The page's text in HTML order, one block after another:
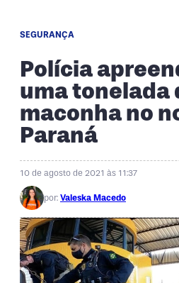
SEGURANÇA
Polícia
uma tonelada
maconha no
Paraná
10 de agosto de 2021 às 11:37
por: Valeska Macedo